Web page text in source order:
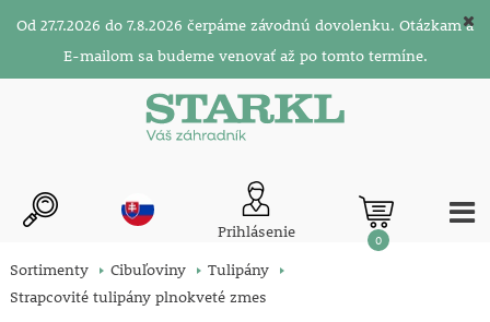
Od 27.7.2026 do 7.8.2026 čerpáme závodnú dovolenku. Otázkam a
E-mailom sa budeme venovať až po tomto termíne.
Prihlásenie 0
Sortimenty Cibuľoviny
Tulipány
Strapcovité tulipány plnokveté zmes